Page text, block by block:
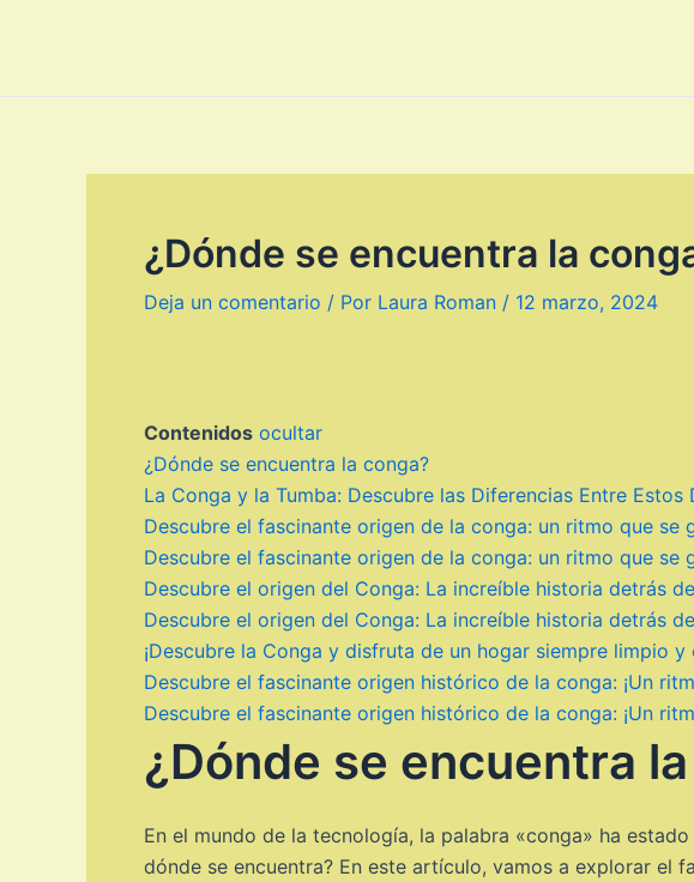
¿Dónde se encuentra la
Deja un comentario / Por Laura Roman / 12 marzo, 2024
Contenidos ocultar
¿Dónde se encuentra la conga?
La Conga y la Tumba: Descubre las Diferencias Entre Estos
Descubre el fascinante origen de la conga: un ritmo que
Descubre el fascinante origen de la conga: un ritmo que
Descubre el origen del Conga: La increíble historia detrás
Descubre el origen del Conga: La increíble historia detrás
¡Descubre la Conga y disfruta de un hogar siempre limpio y
Descubre el fascinante origen histórico de la conga: ¡Un
Descubre el fascinante origen histórico de la conga: ¡Un
¿Dónde se encuentra
En el mundo de la tecnología, la palabra «conga» ha
dónde se encuentra? En este artículo, vamos a explorar el